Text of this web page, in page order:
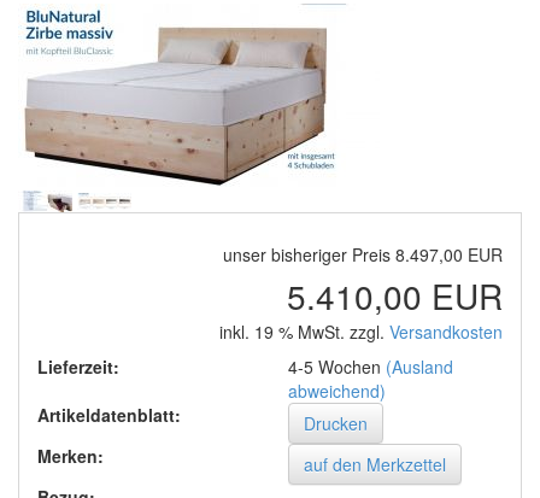
unser bisheriger Preis 8.497,00 EUR
5.410,00 EUR
inkl. 19 % MwSt. zzgl. Versandkosten
Lieferzeit:
4-5 Wochen (Ausland
abweichend)
Artikeldatenblatt:
Drucken
Merken: